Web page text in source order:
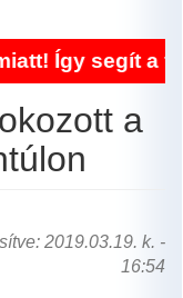
a
a
2019.03.19. k. -
16:54